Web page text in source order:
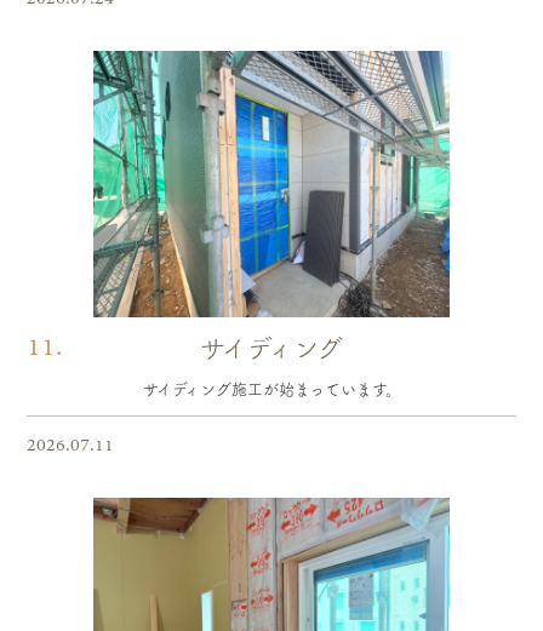
11. サイディング
サイディング施工が始まっています。
2026.07.11